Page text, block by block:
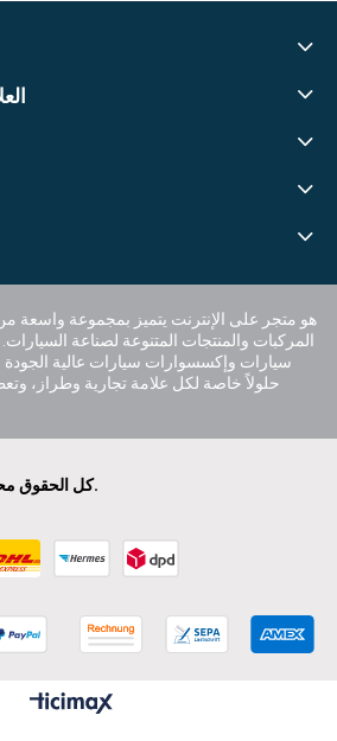
المركبات والمنتجات المتنوعة لصناعة
سيارات وإكسسوارات سيارات عالية الجودة
© Copyright 2023 - كل الحقوق محفوظة.